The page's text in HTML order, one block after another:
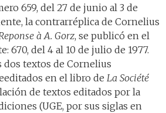
659, del 27 de junio al 3 de
la contrarréplica de Cornelius
à A. Gorz, se publicó en el
670, del 4 al 10 de julio de 1977.
dos textos de Cornelius
en el libro de La Société
de textos editados por la
(UGE, por sus siglas en